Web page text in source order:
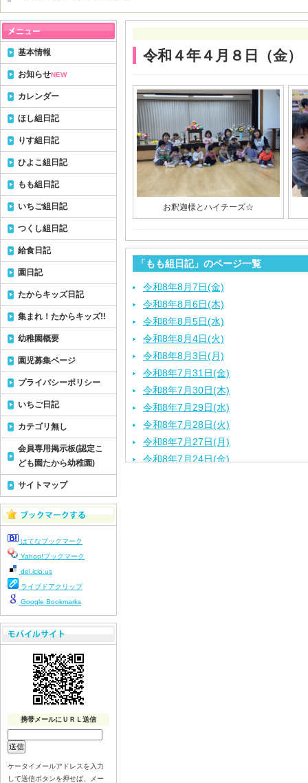
令和４年４月８日（金）
お釈迦様とハイチーズ☆
「もも組日記」のページ一覧
令和8年8月7日(金)
令和8年8月6日(木)
令和8年8月5日(水)
令和8年8月4日(火)
令和8年8月3日(月)
令和8年7月31日(金)
令和8年7月30日(木)
令和8年7月29日(水)
令和8年7月28日(火)
令和8年7月27日(月)
令和8年7月24日(金)
基本情報
お知らせNEW
カレンダー
ほし組日記
りす組日記
ひよこ組日記
もも組日記
いちご組日記
つくし組日記
給食日記
園日記
たからキッズ日記
集まれ！たからキッズ!!
幼稚園概要
園児募集ページ
プライバシーポリシー
いちご日記
カテゴリ無し
会員専用掲示板(認定こ
ども園たから幼稚園)
サイトマップ
はてなブックマーク
Yahoo!ブックマーク
del.icio.us
ライブドアクリップ
Google Bookmarks
携帯メールにＵＲＬ送信
ケータイメールアドレスを入力
して送信ボタンを押せば、メー